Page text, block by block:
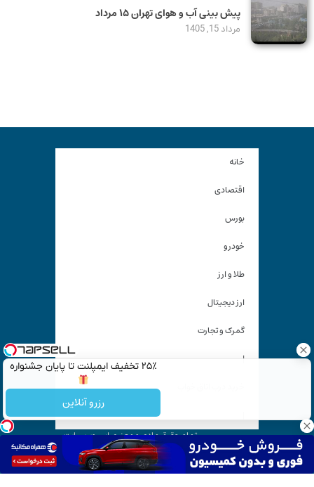
۲۵٪ تخفیف ایمپلنت تا پایان جشنواره
رزرو آنلاین
پیش بینی آب و هوای تهران ۱۵ مرداد
مرداد 15, 1405
خانه
اقتصادی
بورس
خودرو
طلا و ارز
ارز دیجیتال
گمرک و تجارت
|
تمام حقوق مادی و معنوی این وب سایت
متعلق به «کیان آنلاین» است و استفاده غیر قانونی از آن پیگرد
قانونی دارد.